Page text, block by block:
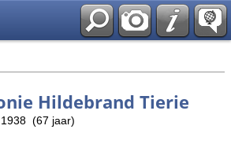
Hildebrand Tierie
(67 jaar)